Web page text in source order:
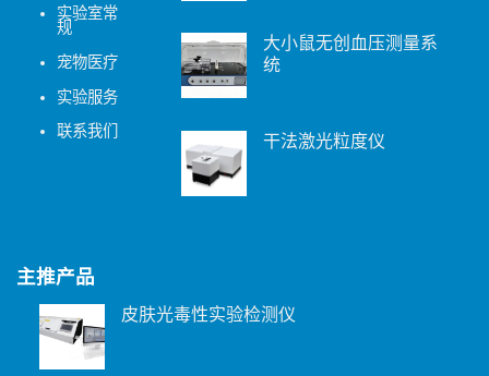
实验室常
规
宠物医疗
实验服务
联系我们
大小鼠无创血压测量系
统
干法激光粒度仪
主推产品
皮肤光毒性实验检测仪